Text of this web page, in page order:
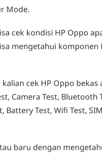
Mode.
cek kondisi HP Oppo
mengetahui komponen
cek HP Oppo
Camera Test, Bluetooth
Battery Test, Wifi Test,
baru dengan